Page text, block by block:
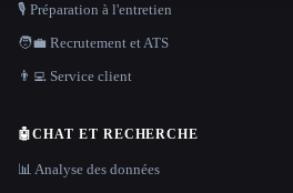
🎙️ Préparation à l'entretien
🧑‍💼 Recrutement et ATS
👨‍💻 Service client
🤖CHAT ET RECHERCHE
📊 Analyse des données